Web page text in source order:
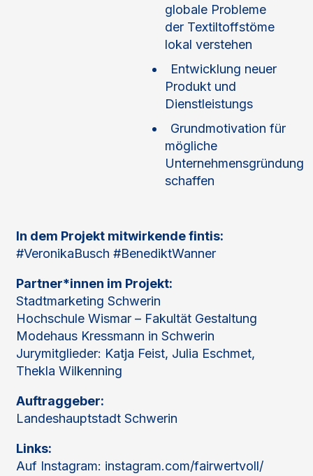
globale Probleme
der Textiltoffstöme
lokal verstehen
Entwicklung neuer
Produkt und
Dienstleistungs
Grundmotivation für
mögliche
Unternehmensgründung
schaffen
In dem Projekt mitwirkende fintis:
#VeronikaBusch #BenediktWanner
Partner*innen im Projekt:
Stadtmarketing Schwerin
Hochschule Wismar – Fakultät Gestaltung
Modehaus Kressmann in Schwerin
Jurymitglieder: Katja Feist, Julia Eschmet,
Thekla Wilkenning
Auftraggeber:
Landeshauptstadt Schwerin
Links:
Auf Instagram: instagram.com/fairwertvoll/